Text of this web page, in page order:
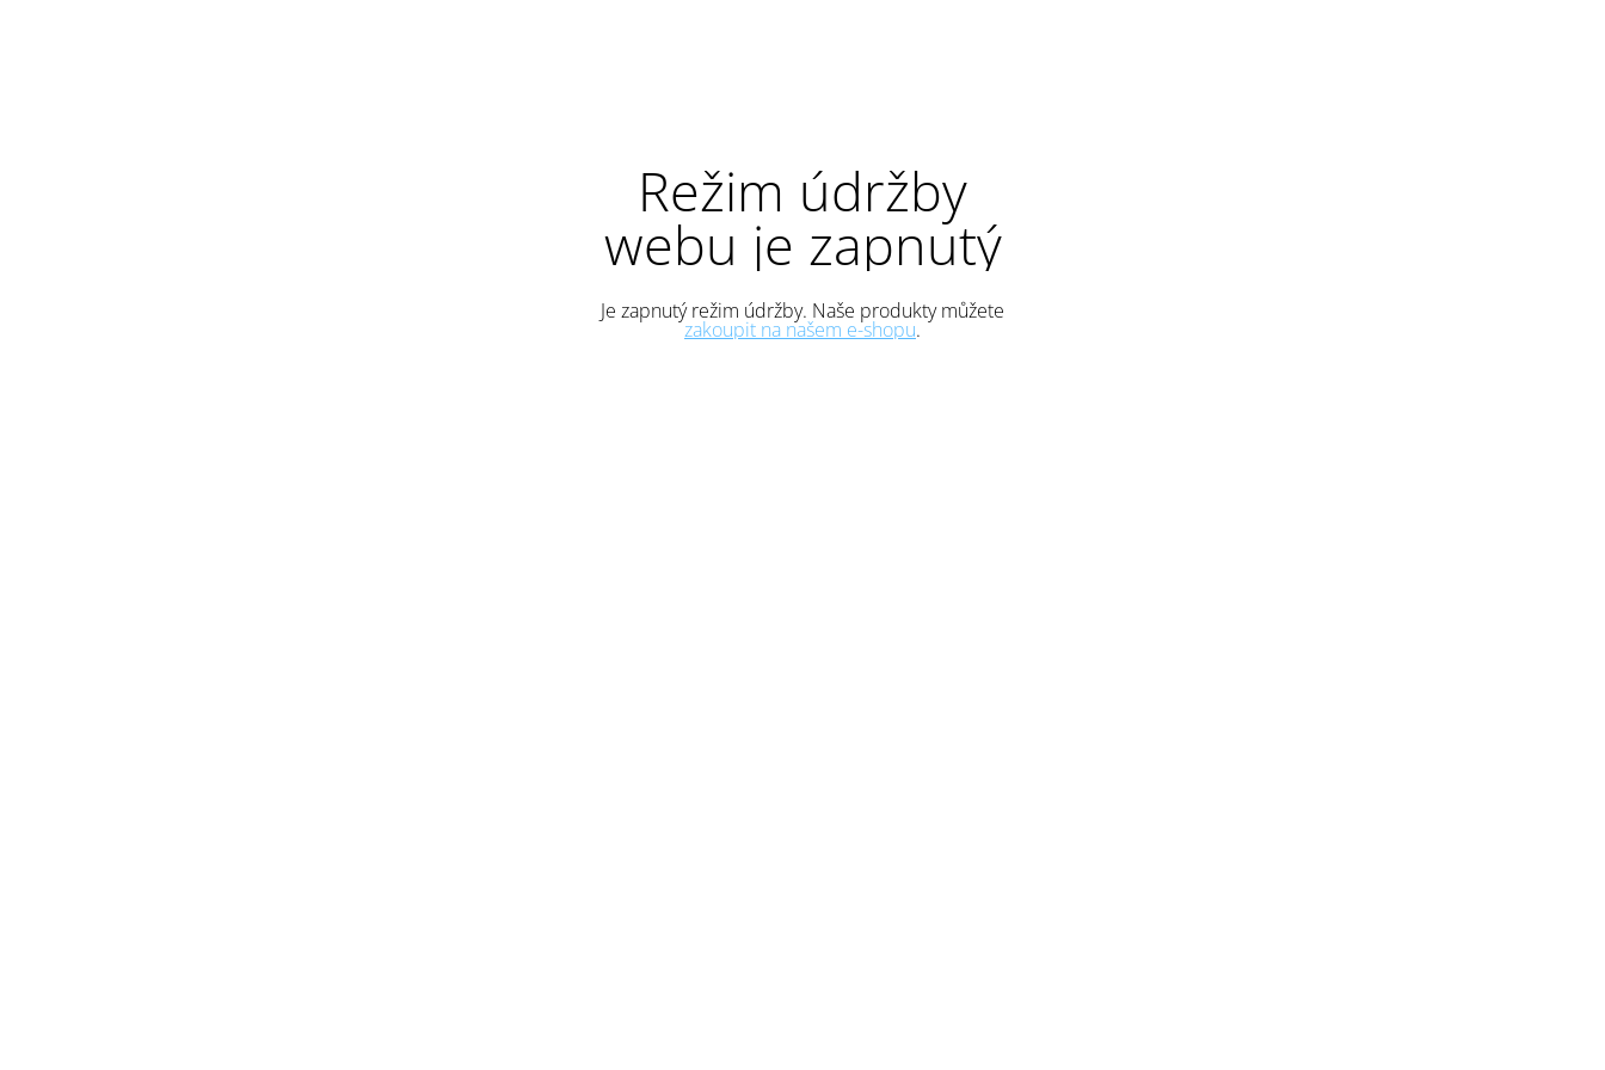
Režim údržby
webu je zapnutý
Je zapnutý režim údržby. Naše produkty můžete
zakoupit na našem e-shopu.